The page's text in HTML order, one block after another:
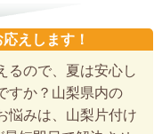
えします！
るので、夏は安心し
すか？山梨県内の
悩みは、山梨片付け